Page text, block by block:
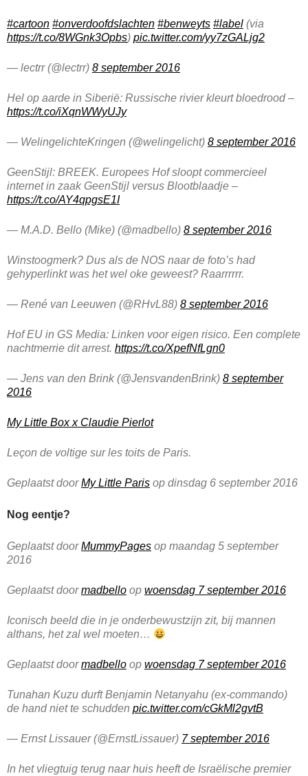
#cartoon #onverdoofdslachten #benweyts #label (via
https://t.co/8WGnk3Opbs) pic.twitter.com/yy7zGALjg2
— lectrr (@lectrr) 8 september 2016
Hel op aarde in Siberië: Russische rivier kleurt bloedrood –
https://t.co/iXqnWWyUJy
— WelingelichteKringen (@welingelicht) 8 september 2016
GeenStijl: BREEK. Europees Hof sloopt commercieel
internet in zaak GeenStijl versus Blootblaadje –
https://t.co/AY4qpgsE1I
— M.A.D. Bello (Mike) (@madbello) 8 september 2016
Winstoogmerk? Dus als de NOS naar de foto’s had
gehyperlinkt was het wel oke geweest? Raarrrrrr.
— René van Leeuwen (@RHvL88) 8 september 2016
Hof EU in GS Media: Linken voor eigen risico. Een complete
nachtmerrie dit arrest. https://t.co/XpefNfLgn0
— Jens van den Brink (@JensvandenBrink) 8 september
2016
My Little Box x Claudie Pierlot
Leçon de voltige sur les toits de Paris.
Geplaatst doorMy Little Paris op dinsdag 6 september 2016
Nog eentje?
Geplaatst doorMummyPages op maandag 5 september
2016
Geplaatst doormadbello op woensdag 7 september 2016
Iconisch beeld die in je onderbewustzijn zit, bij mannen
althans, het zal wel moeten…
Geplaatst doormadbello op woensdag 7 september 2016
Tunahan Kuzu durft Benjamin Netanyahu (ex-commando)
de hand niet te schudden pic.twitter.com/cGkMl2gvtB
— Ernst Lissauer (@ErnstLissauer) 7 september 2016
In het vliegtuig terug naar huis heeft de Israëlische premier